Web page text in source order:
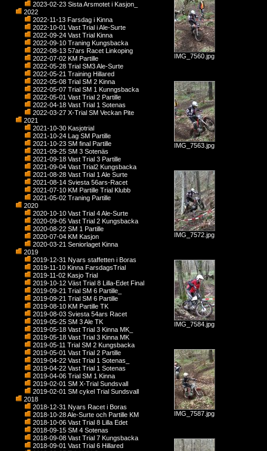
2023-02-23 Sista Arsmotet i Kasjon_
2022
2022-11-13 Farsdag i Kinna
2022-10-01 Vast Trial i Ale-Surte
2022-09-24 Vast Trial Kinna
2022-09-10 Traning Kungsbacka
2022-08-13 57ars Racet Linkoping
2022-07-02 KM Partille
2022-05-28 Trial SM3 Ale-Surte
2022-05-21 Training Hillared
2022-05-08 Trial SM 2 Kinna
2022-05-07 Trial SM 1 Kunngsbacka
2022-05-01 Vast Trial 2 Partille
2022-04-18 Vast Trial 1 Sotenas
2022-03-27 X-Trial SM Veckan Pite
2021
2021-10-30 Kasjotrial
2021-10-24 Lag SM Partille
2021-10-23 SM final Partille
2021-09-25 SM 3 Sotenäs
2021-09-18 Vast Trial 3 Partille
2021-09-04 Vast Trial2 Kungsbacka
2021-08-28 Vast Trial 1 Ale Surte
2021-08-14 Sviesta 56ars-Racet
2021-07-10 KM Partille Trial Klubb
2021-05-02 Traning Partille
2020
2020-10-10 Vast Trial 4 Ale-Surte
2020-09-05 Vast Trial 2 Kungsbacka
2020-08-22 SM 1 Partille
2020-07-04 KM Kasjon
2020-03-21 Seniorlaget Kinna
2019
2019-12-31 Nyars staffetten i Boras
2019-11-10 Kinna FarsdagsTrial
2019-11-02 Kasjo Trial
2019-10-12 Väst Trial 8 Lilla-Edet Final
2019-09-21 Trial SM 6 Partille_
2019-09-21 Trial SM 6 Partille
2019-08-10 KM Partille TK
2019-08-03 Sviesta 54ars Racet
2019-05-25 SM 3 Ale TK
2019-05-18 Vast Trial 3 Kinna MK_
2019-05-18 Vast Trial 3 Kinna MK
2019-05-11 Trial SM 2 Kungsbacka
2019-05-01 Vast Trial 2 Partille
2019-04-22 Vast Trial 1 Sotenas_
2019-04-22 Vast Trial 1 Sotenas
2019-04-06 Trial SM 1 Kinna
2019-02-01 SM X-Trial Sundsvall
2019-02-01 SM cykel Trial Sundsvall
2018
2018-12-31 Nyars Racet i Boras
2018-10-28 Ale-Surte och Partille KM
2018-10-06 Vast Trial 8 Lilla Edet
2018-09-15 SM 4 Sotenas
2018-09-08 Vast Trial 7 Kungsbacka
2018-09-01 Vast Trial 6 Hillared
IMG_7560.jpg
IMG_7563.jpg
IMG_7572.jpg
IMG_7584.jpg
IMG_7587.jpg